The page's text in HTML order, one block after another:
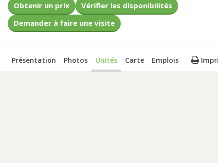
Obtenir un prix
Vérifier les disponibilités
Demander à faire une visite
Présentation Photos Unités Carte Emplois